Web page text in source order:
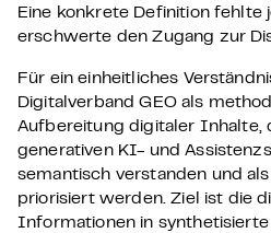
Eine konkrete Definition fehlte
erschwerte den Zugang zur
Für ein einheitliches
Digitalverband GEO als
Aufbereitung digitaler Inhalte,
generativen KI- und
semantisch verstanden und
priorisiert werden. Ziel ist die
Informationen in